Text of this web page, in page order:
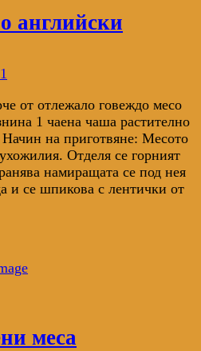
английски
от отлежало говеждо месо
1 чаена чаша растително
на приготвяне: Месото
Отделя се горният
намиращата се под нея
и се шпикова с лентички от
меса